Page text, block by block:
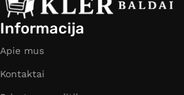
Informacija
Apie mus
Kontaktai